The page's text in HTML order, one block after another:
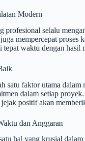
Modern
profesional selalu
mempercepat proses
tepat waktu dengan hasil
satu faktor utama
dalam setiap
positif akan
dan Anggaran
hal yang krusial